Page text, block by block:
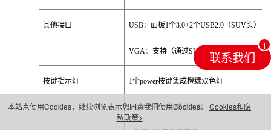
其他接口 USB：面板1个3.0+2个USB2.0 （SUV头）
VGA： 支持（通过SUV 头）
按键指示灯 1个power按键集成橙绿双色灯
1个UID按钮集成蓝色灯
联系我们
本站点使用Cookies，继续浏览表示您同意我们使用Cookies。 Cookies和隐
私政策>